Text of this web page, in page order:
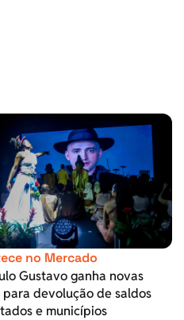
no Mercado
Gustavo ganha novas
para devolução de saldos
e municípios